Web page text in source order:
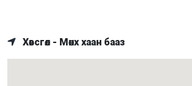
Хөвсгөл - Мөнх хаан бааз